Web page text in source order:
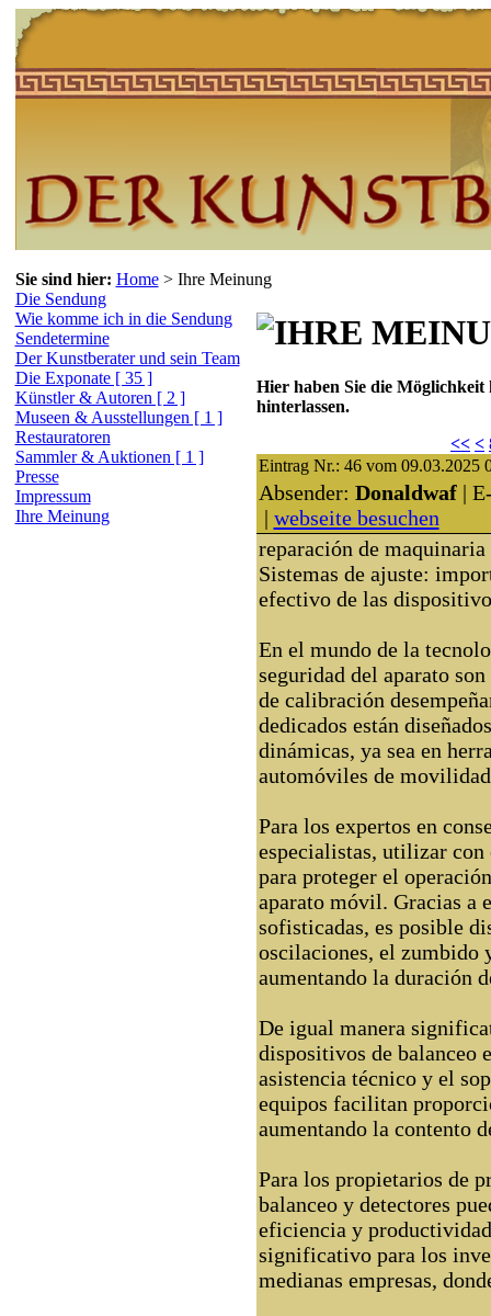
Sie sind hier: Home >Ihre Meinung
Die Sendung
Wie komme ich in die Sendung
Sendetermine
Der Kunstberater und sein Team
Die Exponate [ 35 ]
Künstler & Autoren [ 2 ]
Museen & Ausstellungen [ 1 ]
Restauratoren
Sammler & Auktionen [ 1 ]
Presse
Impressum
Ihre Meinung
Hier haben Sie die
hinterlassen.
<< <
Eintrag Nr.: 46 vom 09.03.2025
Absender: Donaldwaf|
| webseite besuchen
reparación de
Sistemas de ajuste:
efectivo de las
En el mundo de la
seguridad del aparato
de calibración
dedicados están
dinámicas, ya sea en
automóviles de
Para los expertos en
especialistas, utilizar con
para proteger el
aparato móvil. Gracias a
sofisticadas, es posible
oscilaciones, el zumbido
aumentando la duración
De igual manera
dispositivos de balanceo
asistencia técnico y el
equipos facilitan
aumentando la contento
Para los propietarios de
balanceo y detectores
eficiencia y
significativo para los
medianas empresas,